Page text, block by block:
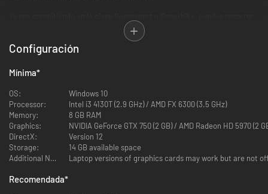
32 circuitos distintos y más de 200 km de carreteras. Solo tienes que
elegir a uno de los 38 pilotos oficiales disponibles: 21 en Superbike y 17 en
Supersport.
El juego ofrece un pilotaje accesible e intuitivo con física ultrarrealista de
sin parangón. Muchos pilotos profesionales hasta utilizan el juego para
entrenar y conocer el circuito.
La principal característica nueva de esta edición es un mundo abierto
que puede utilizarse para recorrer libremente las carreteras de la isla de
Man y encontrar distintos modos de juego y una amplia gama de desafíos:
- Carrera rápida
- Multijugador online
Configuración
Mínima*
OS:
Windows 10
Processor:
Intel i3 4130T (2.9 GHz) / AMD FX 6300 (3.5 GHz)
Memory:
8 GB RAM
Graphics:
NVIDIA GeForce GTX 750 (2 GB) / AMD Radeon HD 5970 (2
DirectX:
Version 12
Storage:
14 GB available space
Additional Notes:
Laptop versions of graphics cards may work but are not
Recomendada*